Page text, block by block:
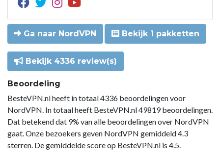
Ga naar NordVPN Bekijk 1 pakketten
Bekijk 4336 review(s)
Beoordeling
BesteVPN.nl heeft in totaal 4336 beoordelingen voor
NordVPN. In totaal heeft BesteVPN.nl 49819 beoordelingen.
Dat betekend dat 9% van alle beoordelingen over NordVPN
gaat. Onze bezoekers geven NordVPN gemiddeld 4.3
sterren. De gemiddelde score op BesteVPN.nl is 4.5.